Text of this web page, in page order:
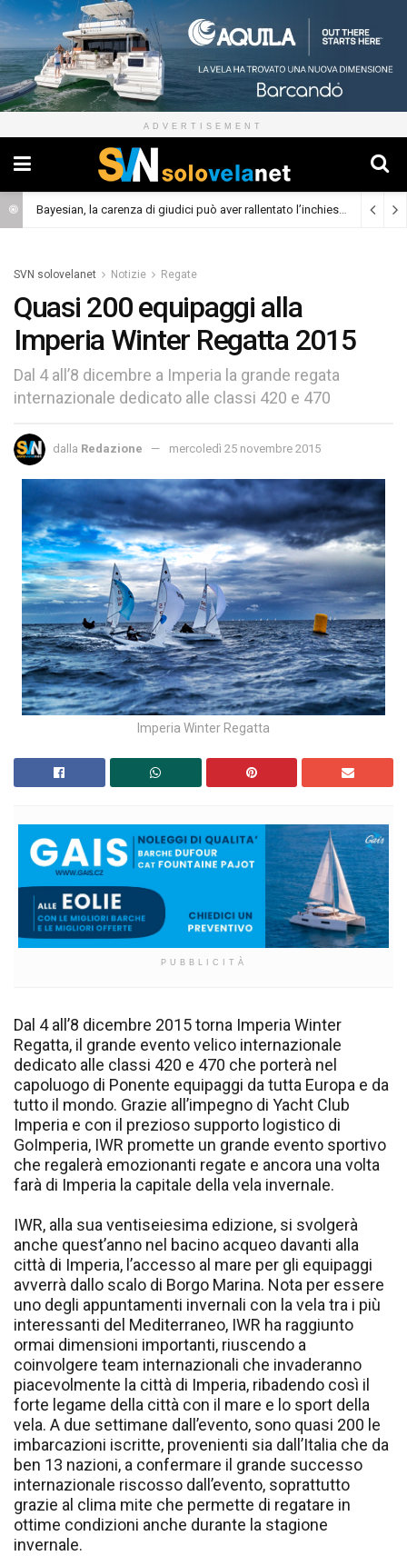
ADVERTISEMENT
Bayesian, la carenza di giudici può aver rallentato l’inchiesta (Cronaca)
SVN solovelanet Notizie Regate
Quasi 200 equipaggi alla
Imperia Winter Regatta 2015
Dal 4 all’8 dicembre a Imperia la grande regata
internazionale dedicato alle classi 420 e 470
dalla Redazione mercoledì 25 novembre 2015
Imperia Winter Regatta
PUBBLICITÀ
Dal 4 all’8 dicembre 2015 torna Imperia Winter
Regatta, il grande evento velico internazionale
dedicato alle classi 420 e 470 che porterà nel
capoluogo di Ponente equipaggi da tutta Europa e da
tutto il mondo. Grazie all’impegno di Yacht Club
Imperia e con il prezioso supporto logistico di
GoImperia, IWR promette un grande evento sportivo
che regalerà emozionanti regate e ancora una volta
farà di Imperia la capitale della vela invernale.
IWR, alla sua ventiseiesima edizione, si svolgerà
anche quest’anno nel bacino acqueo davanti alla
città di Imperia, l’accesso al mare per gli equipaggi
avverrà dallo scalo di Borgo Marina. Nota per essere
uno degli appuntamenti invernali con la vela tra i più
interessanti del Mediterraneo, IWR ha raggiunto
ormai dimensioni importanti, riuscendo a
coinvolgere team internazionali che invaderanno
piacevolmente la città di Imperia, ribadendo così il
forte legame della città con il mare e lo sport della
vela. A due settimane dall’evento, sono quasi 200 le
imbarcazioni iscritte, provenienti sia dall’Italia che da
ben 13 nazioni, a confermare il grande successo
internazionale riscosso dall’evento, soprattutto
grazie al clima mite che permette di regatare in
ottime condizioni anche durante la stagione
invernale.